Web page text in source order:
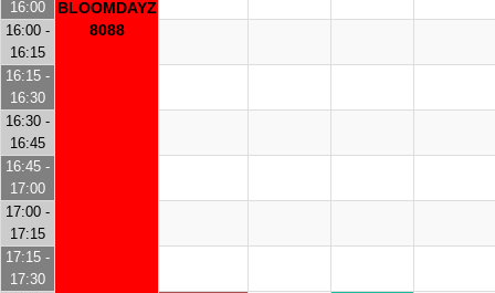
BLOOMDAYZ
8088
16:00
16:00 -
16:15
16:15 -
16:30
16:30 -
16:45
16:45 -
17:00
17:00 -
17:15
17:15 -
17:30